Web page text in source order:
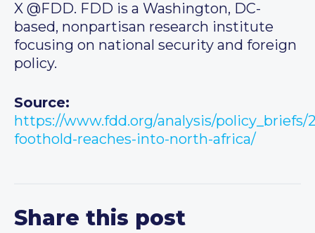
X @FDD. FDD is a Washington, DC-
based, nonpartisan research institute
focusing on national security and foreign
policy.
Source:
https://www.fdd.org/analysis/policy_briefs/
foothold-reaches-into-north-africa/
Share this post